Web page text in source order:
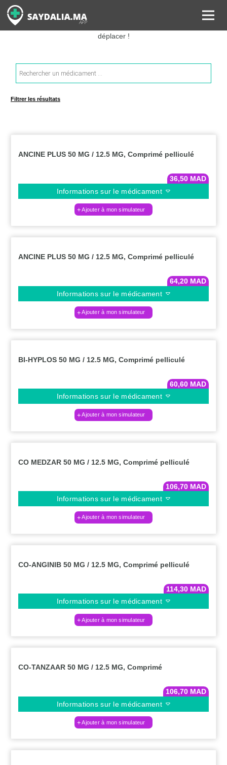
Rechercher les informations sur vos médicaments, leurs prix et
estimer ainsi le coût total de votre ordonnance, sans vous
déplacer !
Recherche
de
produits
Filtrer les résultats
ANCINE PLUS 50 MG / 12.5 MG, Comprimé pelliculé
36,50 MAD
Informations sur le médicament
Ajouter à mon simulateur
ANCINE PLUS 50 MG / 12.5 MG, Comprimé pelliculé
64,20 MAD
Informations sur le médicament
Ajouter à mon simulateur
BI-HYPLOS 50 MG / 12.5 MG, Comprimé pelliculé
60,60 MAD
Informations sur le médicament
Ajouter à mon simulateur
CO MEDZAR 50 MG / 12.5 MG, Comprimé pelliculé
106,70 MAD
Informations sur le médicament
Ajouter à mon simulateur
CO-ANGINIB 50 MG / 12.5 MG, Comprimé pelliculé
114,30 MAD
Informations sur le médicament
Ajouter à mon simulateur
CO-TANZAAR 50 MG / 12.5 MG, Comprimé
106,70 MAD
Informations sur le médicament
Ajouter à mon simulateur